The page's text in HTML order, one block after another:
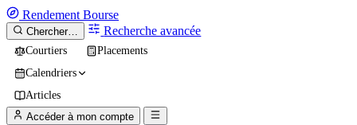
Rendement Bourse
Chercher… Recherche avancée
Courtiers
Placements
Calendriers
Articles
Accéder à mon compte